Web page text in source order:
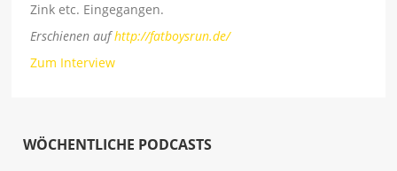
Zink etc. Eingegangen.
Erschienen aufhttp://fatboysrun.de/
Zum Interview
WÖCHENTLICHE PODCASTS